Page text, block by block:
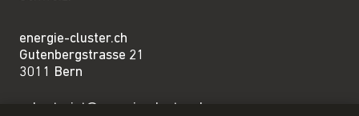
energie-cluster.ch
Gutenbergstrasse 21
3011 Bern
sekretariat@energie-cluster.ch